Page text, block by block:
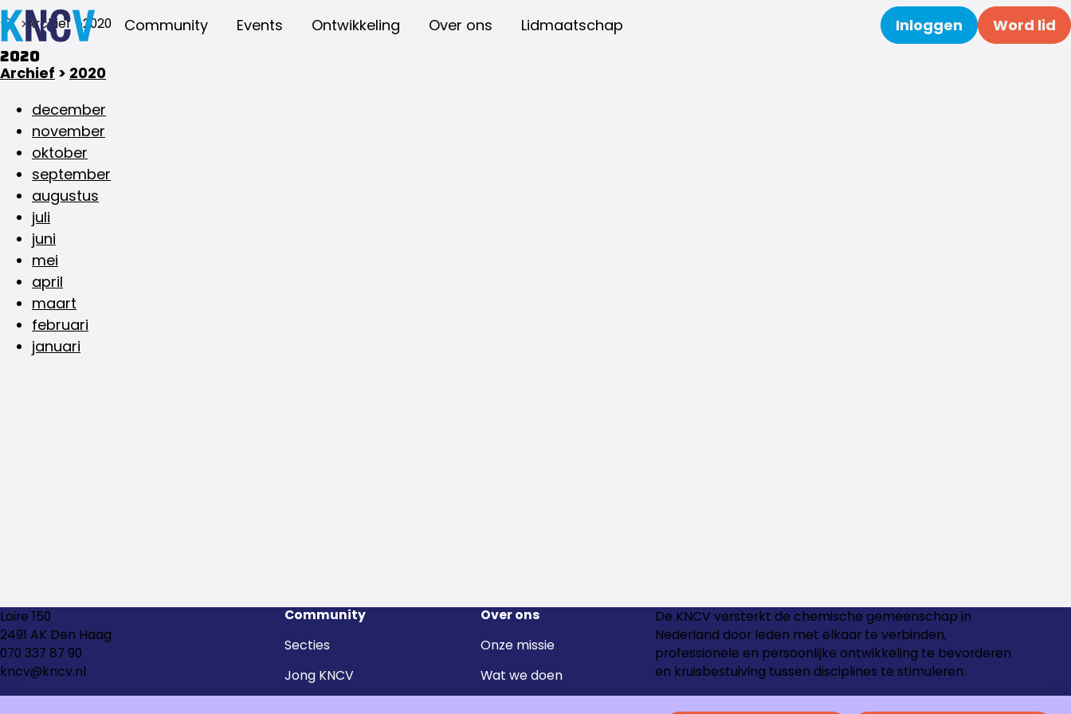
Community Events Ontwikkeling Over ons Lidmaatschap Zoeken Inloggen Word lid
Archief
2020
2020
Archief > 2020
december
november
oktober
september
augustus
juli
juni
mei
april
maart
februari
januari
Loire 150
2491 AK Den Haag
070 337 87 90
kncv@kncv.nl
Community
Secties
Jong KNCV
Over ons
Onze missie
Wat we doen
De KNCV versterkt de chemische gemeenschap in
Nederland door leden met elkaar te verbinden,
professionele en persoonlijke ontwikkeling te bevorderen
en kruisbestuiving tussen disciplines te stimuleren.